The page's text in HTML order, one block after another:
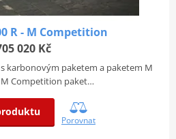
R - M Competition
020 Kč
karbonovým paketem a paketem M
M Competition paket…
Porovnat